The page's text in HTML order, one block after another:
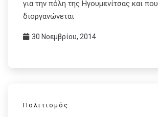
για την πόλη της Ηγουμενίτσας και που
διοργανώνεται
30 Νοεμβρίου, 2014
Πολιτισμός